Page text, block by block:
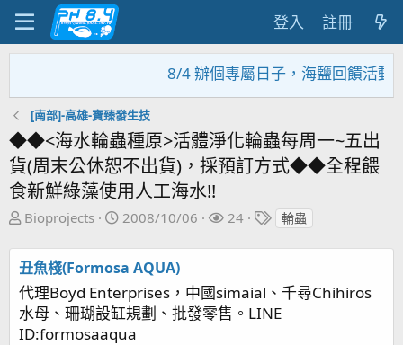
登入 註冊
8/4 辦個專屬日子，海鹽回饋活動
[南部]-高雄-寶臻發生技
◆◆<海水輪蟲種原>活體淨化輪蟲每周一~五出
貨(周末公休恕不出貨)，採預訂方式◆◆全程餵
食新鮮綠藻使用人工海水!!
主
發
起
人
Bioprojects
開
日
期
2008/10/06
關
者
24
標
輪蟲
丑魚棧(Formosa AQUA)
代理Boyd Enterprises，中國simaial、千尋Chihiros
水母、珊瑚設缸規劃、批發零售。LINE
ID:formosaaqua